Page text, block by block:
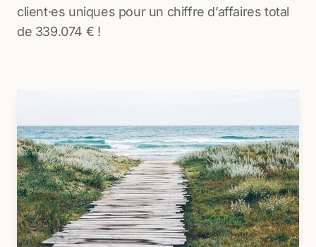
client·es uniques pour un chiffre d’affaires total
de 339.074 € !